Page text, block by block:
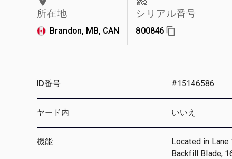
所在地
Brandon, MB, CAN
シリアル番号
800846
ID番号 #15146586
ヤード内 いいえ
機能
Located in
Backfill Blade,